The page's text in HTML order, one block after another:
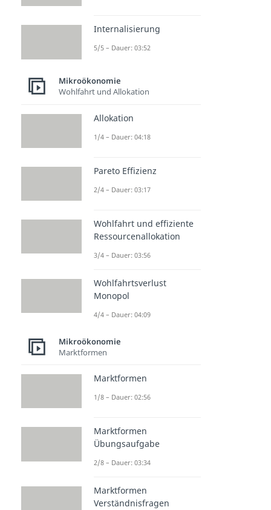
Internalisierung
5/5 – Dauer: 03:52
Mikroökonomie
Wohlfahrt und Allokation
Allokation
1/4 – Dauer: 04:18
Pareto Effizienz
2/4 – Dauer: 03:17
Wohlfahrt und effiziente
Ressourcenallokation
3/4 – Dauer: 03:56
Wohlfahrtsverlust
Monopol
4/4 – Dauer: 04:09
Mikroökonomie
Marktformen
Marktformen
1/8 – Dauer: 02:56
Marktformen
Übungsaufgabe
2/8 – Dauer: 03:34
Marktformen
Verständnisfragen